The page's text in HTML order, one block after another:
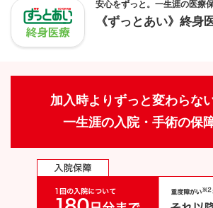
安心をずっと。一生涯の医療
《ずっとあい》終身
加入時よりずっと変わらな
一生涯の入院・手術の保